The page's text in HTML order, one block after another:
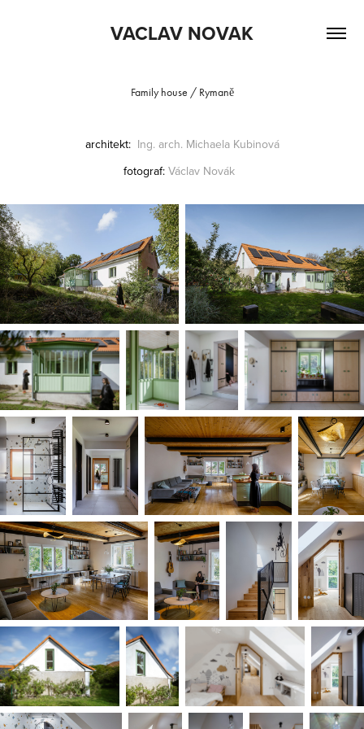
VACLAV NOVAK
Family house / Rymaně
architekt: Ing. arch. Michaela Kubinová
fotograf: Václav Novák